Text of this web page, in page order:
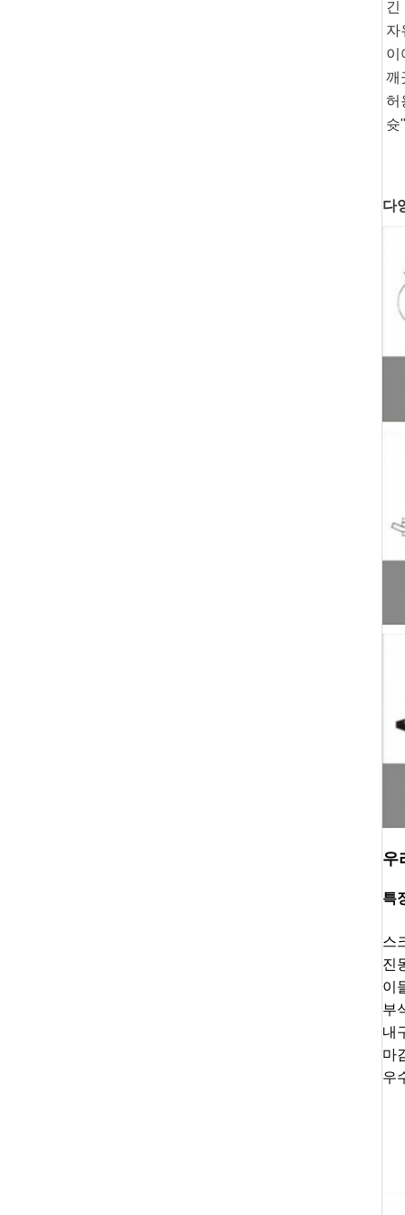
긴
자
이
깨
허
슛
다
우
특
스
진
이
부
내
마
우